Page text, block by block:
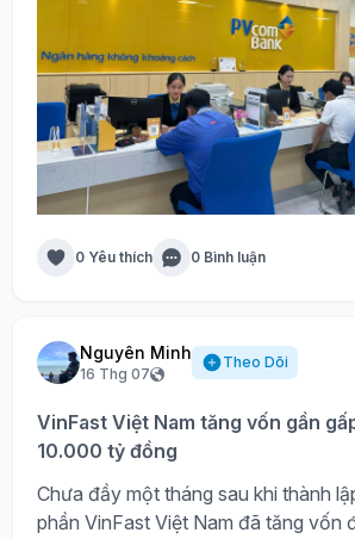
0 Yêu thích 0 Bình luận
Nguyên Minh
16 Thg 07
Theo Dõi
VinFast Việt Nam tăng vốn gần
10.000 tỷ đồng
Chưa đầy một tháng sau khi thành
phần VinFast Việt Nam đã tăng vốn